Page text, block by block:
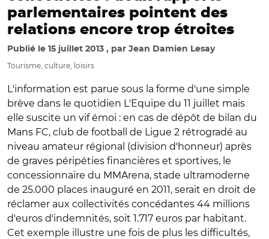
parlementaires pointent des
relations encore trop étroites
Publié le 15 juillet 2013 par Jean Damien Lesay
Tourisme, culture, loisirs
L'information est parue sous la forme d'une simple
brève dans le quotidien L'Equipe du 11 juillet mais
elle suscite un vif émoi : en cas de dépôt de bilan du
Mans FC, club de football de Ligue 2 rétrogradé au
niveau amateur régional (division d'honneur) après
de graves péripéties financières et sportives, le
concessionnaire du MMArena, stade ultramoderne
de 25.000 places inauguré en 2011, serait en droit de
réclamer aux collectivités concédantes 44 millions
d'euros d'indemnités, soit 1.717 euros par habitant.
Cet exemple illustre une fois de plus les difficultés,